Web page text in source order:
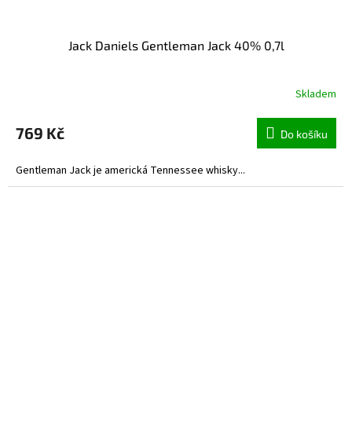
Jack Daniels Gentleman Jack 40% 0,7l
Skladem
769 Kč Do košíku
Gentleman Jack je americká Tennessee whisky...